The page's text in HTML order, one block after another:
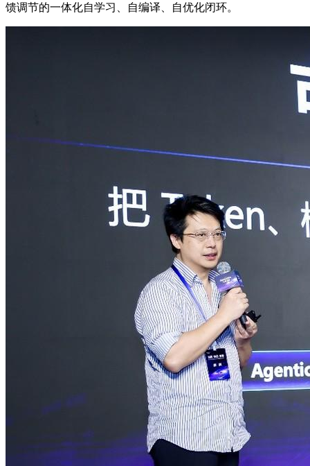
馈调节的一体化自学习、自编译、自优化闭环。